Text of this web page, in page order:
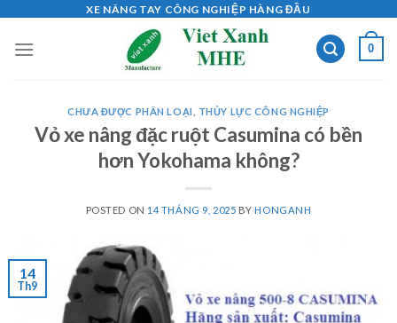
content
XE NÂNG TAY CÔNG NGHIỆP HÀNG ĐẦU
0
CHƯA ĐƯỢC PHÂN LOẠI THỦY LỰC CÔNG NGHIỆP
Vỏ xe nâng đặc ruột Casumina có bền
hơn Yokohama không?
POSTED ON 14 THÁNG 9, 2025 BYHONGANH
14
Th9